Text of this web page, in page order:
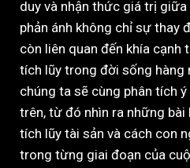
duy và nhận thức giá trị
phản ánh không chỉ sự thay
còn liên quan đến khía cạnh
tích lũy trong đời sống hàng
chúng ta sẽ cùng phân tích
trên, từ đó nhìn ra những bài
tích lũy tài sản và cách con
trong từng giai đoạn của